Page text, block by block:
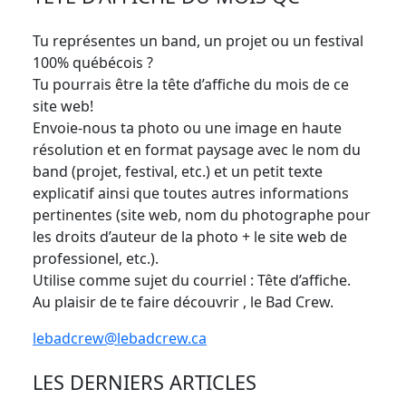
Tu représentes un band, un projet ou un festival
100% québécois ?
Tu pourrais être la tête d’affiche du mois de ce
site web!
Envoie-nous ta photo ou une image en haute
résolution et en format paysage avec le nom du
band (projet, festival, etc.) et un petit texte
explicatif ainsi que toutes autres informations
pertinentes (site web, nom du photographe pour
les droits d’auteur de la photo + le site web de
professionel, etc.).
Utilise comme sujet du courriel : Tête d’affiche.
Au plaisir de te faire découvrir , le Bad Crew.
lebadcrew@lebadcrew.ca
LES DERNIERS ARTICLES